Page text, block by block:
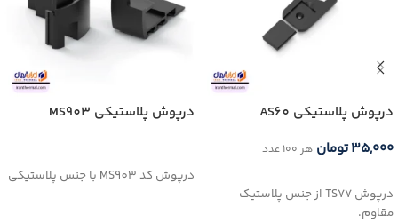
درپوش پلاستيكي AS60
۳۵,۰۰۰تومان هر ۱۰۰ عدد
درپوش TS77 از جنس پلاستیک
مقاوم.
درپوش پلاستیکی MS903
درپوش کد MS903 با جنس پلاستیکی